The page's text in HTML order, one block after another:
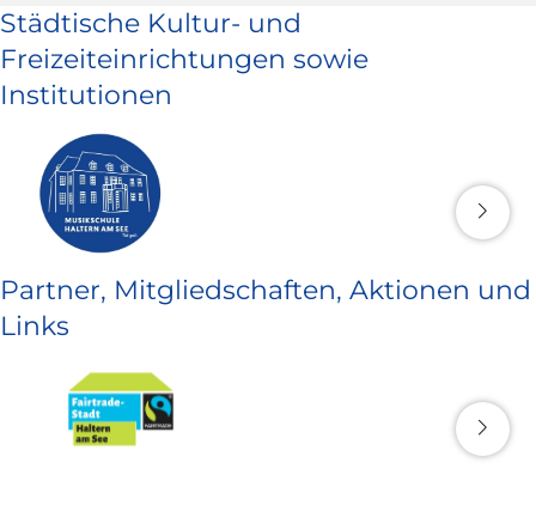
Städtische Kultur- und
Freizeiteinrichtungen sowie
Institutionen
Partner, Mitgliedschaften, Aktionen und
Links